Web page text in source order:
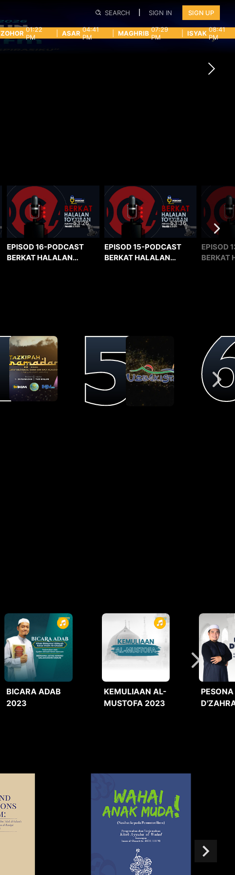
SEARCH SIGN IN SIGN UP
ZOHOR 01:22
PM
ASAR 04:41
PM
MAGHRIB 07:29
PM
ISYAK 08:41
PM
53:26
EPISOD 16-PODCAST
BERKAT HALALAN
53:36
EPISOD 15-PODCAST
BERKAT HALALAN
EPISOD
BERKAT
BICARA ADAB
2023
KEMULIAAN AL-
MUSTOFA 2023
PESONA